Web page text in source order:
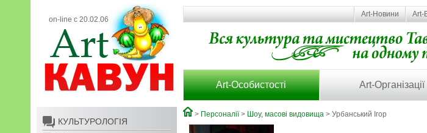
on-line с 20.02.06
Art-Новини Art-
Art-Особистості Art-Організації
КУЛЬТУРОЛОГІЯ
> Персоналії> Шоу, масові видовища > Урбанський Ігор